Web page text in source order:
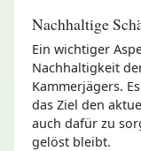
Nachhaltige
Ein wichtiger
Nachhaltigkeit
Kammerjägers.
das Ziel den
auch dafür zu
gelöst bleibt.